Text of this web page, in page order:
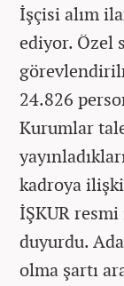
İşçisi alım
ediyor. Özel
24.826
Kurumlar
kadroya
İŞKUR
duyurdu.
olma şartı